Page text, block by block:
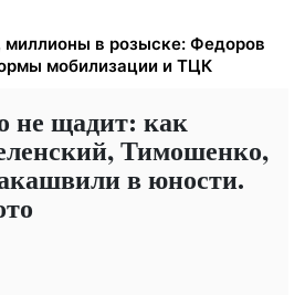
в розыске: Федоров
мобилизации и ТЦК
не щадит: как
Тимошенко,
в юности.